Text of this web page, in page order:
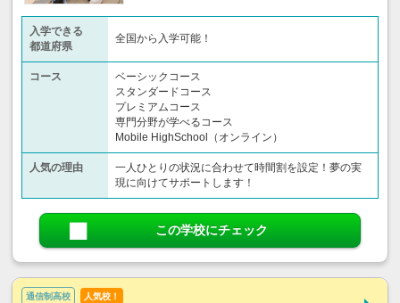
入学できる
都道府県
全国から入学可能！
コース
ベーシックコース
スタンダードコース
プレミアムコース
専門分野が学べるコース
Mobile HighSchool（オンライン）
人気の理由
一人ひとりの状況に合わせて時間割を設定！夢の実
現に向けてサポートします！
この学校にチェック
通信制高校 人気校！